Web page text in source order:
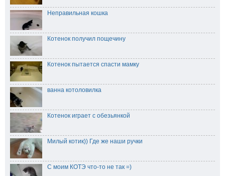
Неправильная кошка
Котенок получил пощечину
Котенок пытается спасти мамку
ванна котоловилка
Котенок играет с обезьянкой
Милый котик)) Где же наши ручки
С моим КОТЭ что-то не так =)